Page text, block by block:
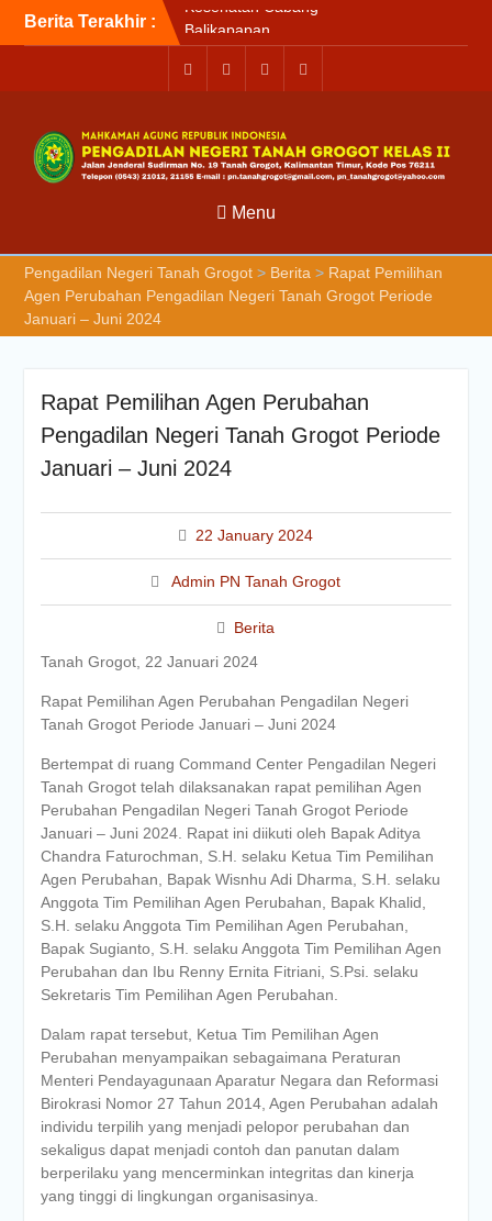
Berita Terakhir :
Briefin Petugas PTSP Hari
Senin, 3 Agustus 2026
Briefing Petugas PTSP Hari
Kamis Tanggal 6 Agustus
Sosialisasi Kepesertaan
Program Jaminan
Kesehatan Nasional (JKN)
bagi Pengadilan Negeri
Kesehatan Cabang
Balikapapan
Menu
Pengadilan Negeri Tanah Grogot> Berita> Rapat Pemilihan
Agen Perubahan Pengadilan Negeri Tanah Grogot Periode
Januari – Juni 2024
Rapat Pemilihan Agen Perubahan
Pengadilan Negeri Tanah Grogot Periode
Januari – Juni 2024
22 January 2024
Admin PN Tanah Grogot
Berita
Tanah Grogot, 22 Januari 2024
Rapat Pemilihan Agen Perubahan Pengadilan Negeri
Tanah Grogot Periode Januari – Juni 2024
Bertempat di ruang Command Center Pengadilan Negeri
Tanah Grogot telah dilaksanakan rapat pemilihan Agen
Perubahan Pengadilan Negeri Tanah Grogot Periode
Januari – Juni 2024. Rapat ini diikuti oleh Bapak Aditya
Chandra Faturochman, S.H. selaku Ketua Tim Pemilihan
Agen Perubahan, Bapak Wisnhu Adi Dharma, S.H. selaku
Anggota Tim Pemilihan Agen Perubahan, Bapak Khalid,
S.H. selaku Anggota Tim Pemilihan Agen Perubahan,
Bapak Sugianto, S.H. selaku Anggota Tim Pemilihan Agen
Perubahan dan Ibu Renny Ernita Fitriani, S.Psi. selaku
Sekretaris Tim Pemilihan Agen Perubahan.
Dalam rapat tersebut, Ketua Tim Pemilihan Agen
Perubahan menyampaikan sebagaimana Peraturan
Menteri Pendayagunaan Aparatur Negara dan Reformasi
Birokrasi Nomor 27 Tahun 2014, Agen Perubahan adalah
individu terpilih yang menjadi pelopor perubahan dan
sekaligus dapat menjadi contoh dan panutan dalam
berperilaku yang mencerminkan integritas dan kinerja
yang tinggi di lingkungan organisasinya.